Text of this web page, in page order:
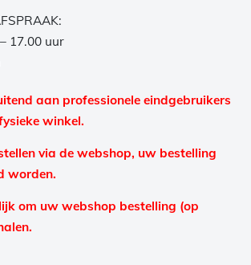
17.00 uur
aan professionele eindgebruikers
winkel.
via de webshop, uw bestelling
worden.
om uw webshop bestelling (op